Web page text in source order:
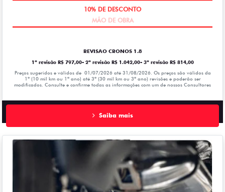
REVISAO CRONOS 1.8
1ª revisão R$ 797,00- 2ª revisão R$ 1.042,00- 3ª revisão R$ 814,00
Preços sugeridos e válidos de 01/07/2026 até 31/08/2026. Os preços são válidos da
1º (10 mil km ou 1ª ano) até 3º (30 mil km ou 3º ano) revisões e poderão ser
modificados. Consulte e confirme todas as informações com um de nossos Consultores
Saiba mais